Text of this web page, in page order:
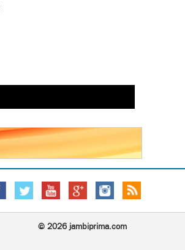
© 2026 jambiprima.com